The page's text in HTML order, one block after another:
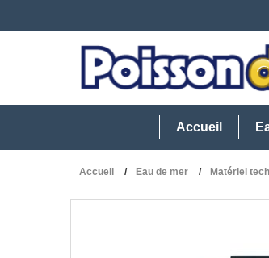
Accueil
Accueil Eau de mer Matériel